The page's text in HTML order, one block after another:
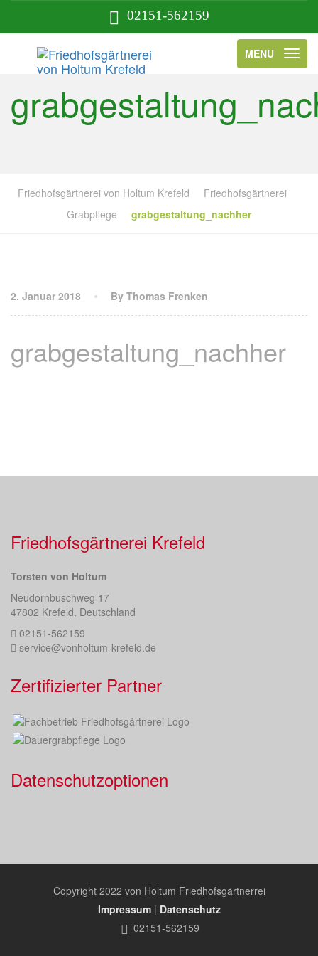
02151-562159
MENU
Friedhofsgärtnerei von Holtum Krefeld
Friedhofsgärtnerei
Grabpflege
grabgestaltung_nachher
2. Januar 2018 By Thomas Frenken
grabgestaltung_nachher
Friedhofsgärtnerei Krefeld
Torsten von Holtum
Neudornbuschweg 17
47802 Krefeld, Deutschland
02151-562159
service@vonholtum-krefeld.de
Zertifizierter Partner
Datenschutzoptionen
Copyright 2022 von Holtum Friedhofsgärtnerrei
Impressum| Datenschutz
02151-562159